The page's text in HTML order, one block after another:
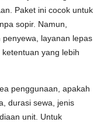
Paket ini cocok untuk
sopir. Namun,
layanan lepas
yang lebih
penggunaan, apakah
durasi sewa, jenis
unit. Untuk